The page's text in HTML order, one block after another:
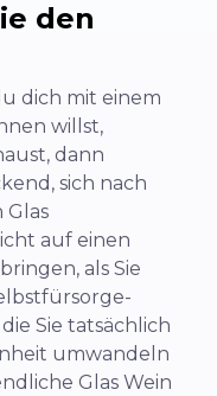
den
dich mit einem
willst,
dann
sich nach
Glas
auf einen
als Sie
Sie tatsächlich
umwandeln
Glas Wein